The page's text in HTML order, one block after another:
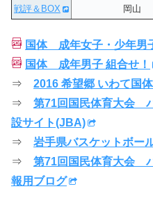
戦評＆BOX 岡山
国体 成年女子・少年男
国体 成年男子 組合せ！
⇒ 2016 希望郷 いわて国
⇒ 第71回国民体育大会
設サイト(JBA)
⇒ 岩手県バスケットボー
⇒ 第71回国民体育大会
報用ブログ